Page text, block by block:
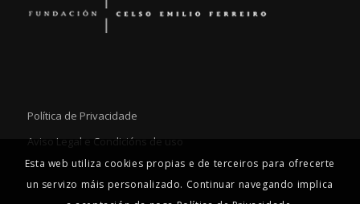
Política de Privacidade
Aviso Legal e Condicións de uso
Esta web utiliza cookies propias e de terceiros para ofrecerte
un servizo máis personalizado. Continuar navegando implica